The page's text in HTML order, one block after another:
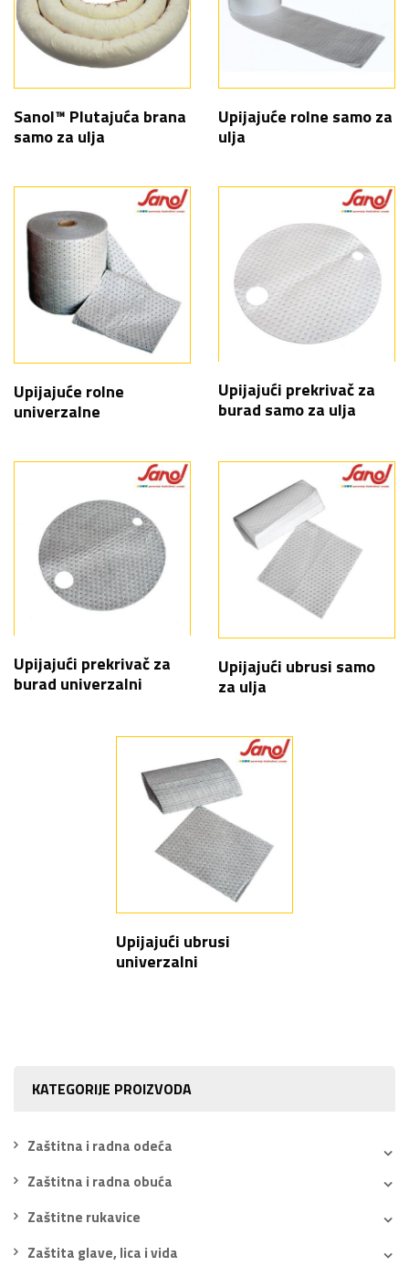
KATEGORIJE PROIZVODA
Zaštitna i radna odeća
Zaštitna i radna obuća
Zaštitne rukavice
Zaštita glave, lica i vida
Sanol™ Plutajuća brana
samo za ulja
Upijajuće rolne samo za
ulja
Upijajuće rolne
univerzalne
Upijajući prekrivač za
burad samo za ulja
Upijajući prekrivač za
burad univerzalni
Upijajući ubrusi samo
za ulja
Upijajući ubrusi
univerzalni